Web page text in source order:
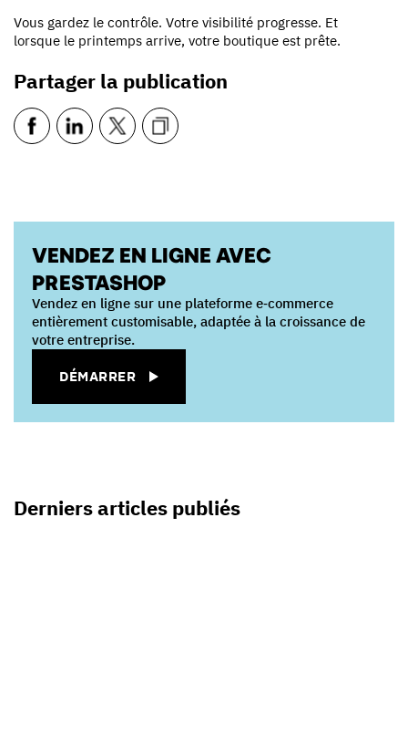
Vous gardez le contrôle. Votre visibilité progresse. Et
lorsque le printemps arrive, votre boutique est prête.
Partager la publication
VENDEZ EN LIGNE AVEC
PRESTASHOP
Vendez en ligne sur une plateforme e‑commerce
entièrement customisable, adaptée à la croissance de
votre entreprise.
DÉMARRER
Derniers articles publiés